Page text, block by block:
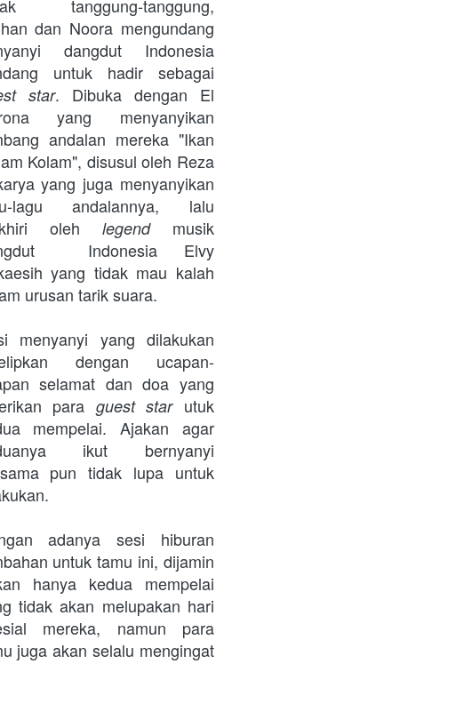
tanggung-tanggung,
dan Noora mengundang
dangdut Indonesia
star. Dibuka dengan El
yang menyanyikan
andalan mereka "Ikan
Kolam", disusul oleh Reza
yang juga menyanyikan
lagu andalannya, lalu
oleh legend musik
Indonesia Elvy
yang tidak mau kalah
urusan tarik suara.
menyanyi yang dilakukan
dengan ucapan-
selamat dan doa yang
para guest star utuk
mempelai.
Ajakan agar
ikut bernyanyi
pun tidak lupa untuk
adanya sesi hiburan
untuk tamu ini, dijamin
hanya kedua mempelai
tidak akan melupakan hari
mereka, namun para
juga akan selalu mengingat